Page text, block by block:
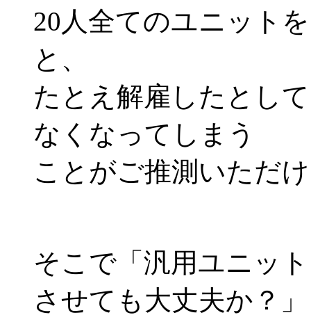
20人全てのユニット
と、
たとえ解雇したとし
なくなってしまう
ことがご推測いただ
そこで「汎用ユニッ
させても大丈夫か？」